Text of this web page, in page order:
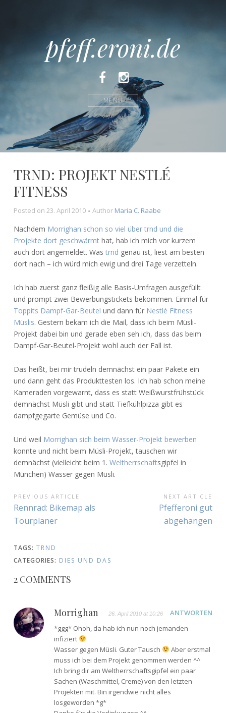
pfeff.eroni.de
FacebookInstagram
MENÜ
TRND: PROJEKT NESTLÉ
FITNESS
Posted on 23. April 2010 Author Maria C. Raabe
Nachdem Morrighan schon so viel über trnd und die
Projekte dort geschwärmthat, hab ich mich vor kurzem
auch dort angemeldet. Was trnd genau ist, liest am besten
dort nach – ich würd mich ewig und drei Tage verzetteln.
Ich hab zuerst ganz fleißig alle Basis-Umfragen ausgefüllt
und prompt zwei Bewerbungstickets bekommen. Einmal für
Toppits Dampf-Gar-Beutel und dann für Nestlé Fitness
Müslis. Gestern bekam ich die Mail, dass ich beim Müsli-
Projekt dabei bin und gerade eben seh ich, dass das beim
Dampf-Gar-Beutel-Projekt wohl auch der Fall ist.
Das heißt, bei mir trudeln demnächst ein paar Pakete ein
und dann geht das Produkttesten los. Ich hab schon meine
Kameraden vorgewarnt, dass es statt Weißwurstfrühstück
demnächst Müsli gibt und statt Tiefkühlpizza gibt es
dampfgegarte Gemüse und Co.
Und weil Morrighan sich beim Wasser-Projekt bewerben
konnte und nicht beim Müsli-Projekt, tauschen wir
demnächst (vielleicht beim 1. Weltherrschaftsgipfel in
München) Wasser gegen Müsli.
BEITRAGSNAVIGATION
PREVIOUS ARTICLE
Previous
Article:
Rennrad: Bikemap als
Tourplaner
NEXT ARTICLE
Next
Article:
Pfefferoni gut
abgehangen
TAGS: TRND
CATEGORIES: DIES UND DAS
2 COMMENTS
Morrighan 26. April 2010 at 10:26
ANTWORTEN
*ggg* Ohoh, da hab ich nun noch jemanden
infiziert
Wasser gegen Müsli. Guter Tausch
Aber erstmal
muss ich bei dem Projekt genommen werden ^^
Ich bring dir am Weltherrschaftsgipfel ein paar
Sachen (Waschmittel, Creme) von den letzten
Projekten mit. Bin irgendwie nicht alles
losgeworden *g*